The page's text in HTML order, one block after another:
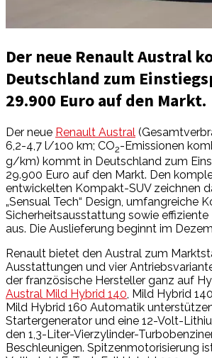
Der neue Renault Austral
Deutschland zum
29.900 Euro auf den Markt.
Der neue Renault Austral
6,2-4,7 l/100 km; CO2-Emissionen
g/km) kommt in Deutschland zum
29.900 Euro auf den Markt. Den
entwickelten Kompakt-SUV zeichnen
„Sensual Tech“ Design, umfangreiche
Sicherheitsausstattung sowie
aus. Die Auslieferung beginnt im
Renault bietet den Austral zum
Ausstattungen und vier
der französische Hersteller ganz auf
Austral Mild Hybrid 140 , Mild Hybrid
Mild Hybrid 160 Automatik
Startergenerator und eine 12-Volt-
den 1,3-Liter-Vierzylinder-
Beschleunigen. Spitzenmotorisierung